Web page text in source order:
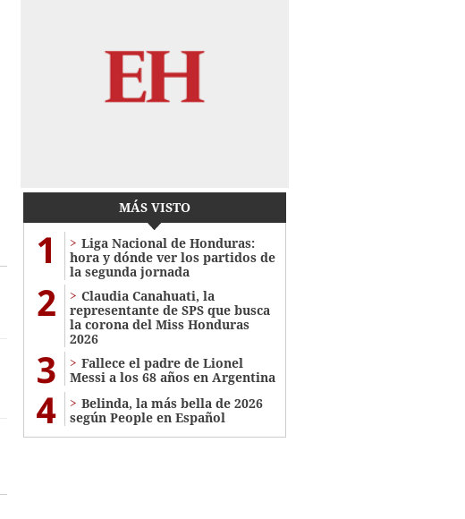
MÁS VISTO
1
Liga Nacional de Honduras:
hora y dónde ver los partidos de
la segunda jornada
2
Claudia Canahuati, la
representante de SPS que busca
la corona del Miss Honduras
2026
3
Fallece el padre de Lionel
Messi a los 68 años en Argentina
4
Belinda, la más bella de 2026
según People en Español